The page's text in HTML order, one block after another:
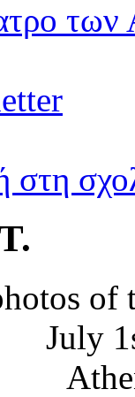
στη
of
July